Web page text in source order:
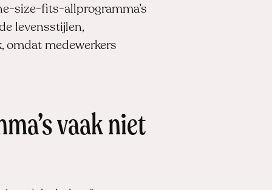
size-fits-allprogramma’s
levensstijlen,
omdat medewerkers
vaak niet